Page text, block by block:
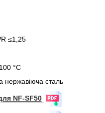
≤1,25
°C
нержавіюча сталь
NF-SF50